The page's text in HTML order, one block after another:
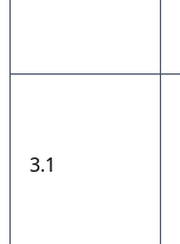
3.1